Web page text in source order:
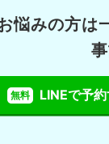
悩みの方は
無料 LINEで予